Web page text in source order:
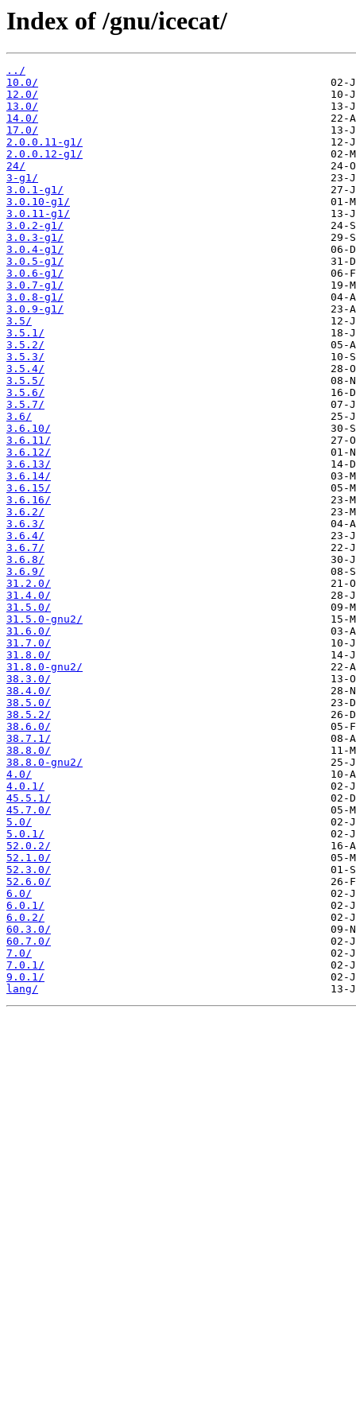
Index of /gnu/icecat/
../
10.0/
12.0/
13.0/
14.0/
17.0/
2.0.0.11-g1/
2.0.0.12-g1/
24/
3-g1/
3.0.1-g1/
3.0.10-g1/
3.0.11-g1/
3.0.2-g1/
3.0.3-g1/
3.0.4-g1/
3.0.5-g1/
3.0.6-g1/
3.0.7-g1/
3.0.8-g1/
3.0.9-g1/
3.5/
3.5.1/
3.5.2/
3.5.3/
3.5.4/
3.5.5/
3.5.6/
3.5.7/
3.6/
3.6.10/
3.6.11/
3.6.12/
3.6.13/
3.6.14/
3.6.15/
3.6.16/
3.6.2/
3.6.3/
3.6.4/
3.6.7/
3.6.8/
3.6.9/
31.2.0/
31.4.0/
31.5.0/
31.5.0-gnu2/
31.6.0/
31.7.0/
31.8.0/
31.8.0-gnu2/
38.3.0/
38.4.0/
38.5.0/
38.5.2/
38.6.0/
38.7.1/
38.8.0/
38.8.0-gnu2/
4.0/
4.0.1/
45.5.1/
45.7.0/
5.0/
5.0.1/
52.0.2/
52.1.0/
52.3.0/
52.6.0/
6.0/
6.0.1/
6.0.2/
60.3.0/
60.7.0/
7.0/
7.0.1/
9.0.1/
lang/